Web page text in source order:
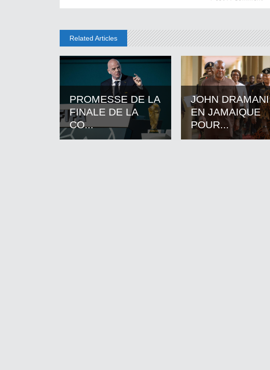
Related Articles
PROMESSE DE LA
FINALE DE LA
CO...
JOHN DRAMANI
EN JAMAIQUE
POUR...